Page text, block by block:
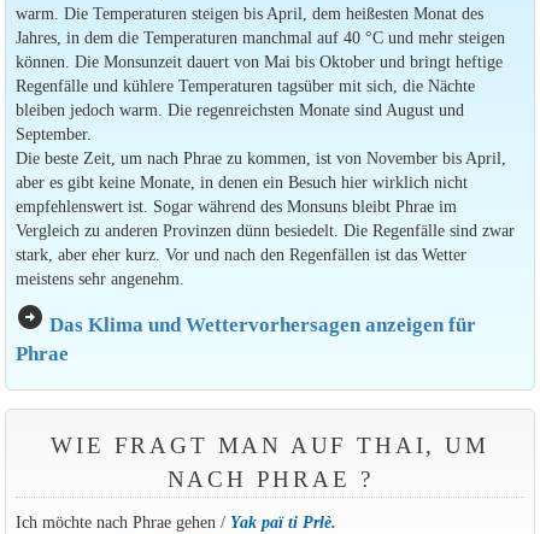
warm. Die Temperaturen steigen bis April, dem heißesten Monat des
Jahres, in dem die Temperaturen manchmal auf 40 °C und mehr steigen
können. Die Monsunzeit dauert von Mai bis Oktober und bringt heftige
Regenfälle und kühlere Temperaturen tagsüber mit sich, die Nächte
bleiben jedoch warm. Die regenreichsten Monate sind August und
September.
Die beste Zeit, um nach Phrae zu kommen, ist von November bis April,
aber es gibt keine Monate, in denen ein Besuch hier wirklich nicht
empfehlenswert ist. Sogar während des Monsuns bleibt Phrae im
Vergleich zu anderen Provinzen dünn besiedelt. Die Regenfälle sind zwar
stark, aber eher kurz. Vor und nach den Regenfällen ist das Wetter
meistens sehr angenehm.
arrow_circle_right Das Klima und Wettervorhersagen anzeigen für
Phrae
WIE FRAGT MAN AUF THAI, UM
NACH PHRAE ?
Ich möchte nach Phrae gehen / Yak paï ti Prlè.